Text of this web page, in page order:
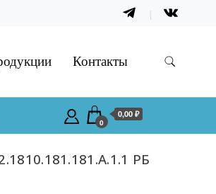
Контакты
0
0,00 ₽
РБ